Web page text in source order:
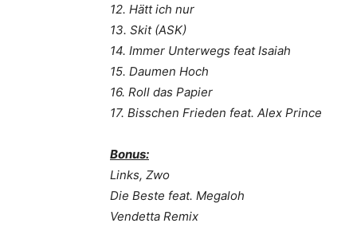
12. Hätt ich nur
13. Skit (ASK)
14. Immer Unterwegs feat Isaiah
15. Daumen Hoch
16. Roll das Papier
17. Bisschen Frieden feat. Alex Prince
Bonus:
Links, Zwo
Die Beste feat. Megaloh
Vendetta Remix